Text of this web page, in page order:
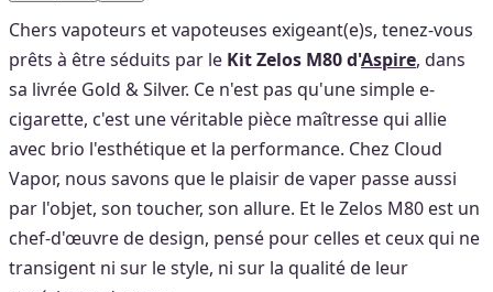
Chers vapoteurs et vapoteuses exigeant(e)s, tenez-vous
prêts à être séduits par le Kit Zelos M80 d'Aspire, dans
sa livrée Gold & Silver. Ce n'est pas qu'une simple e-
cigarette, c'est une véritable pièce maîtresse qui allie
avec brio l'esthétique et la performance. Chez Cloud
Vapor, nous savons que le plaisir de vaper passe aussi
par l'objet, son toucher, son allure. Et le Zelos M80 est un
chef-d'œuvre de design, pensé pour celles et ceux qui ne
transigent ni sur le style, ni sur la qualité de leur